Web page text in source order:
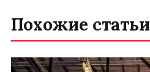
Похожие статьи